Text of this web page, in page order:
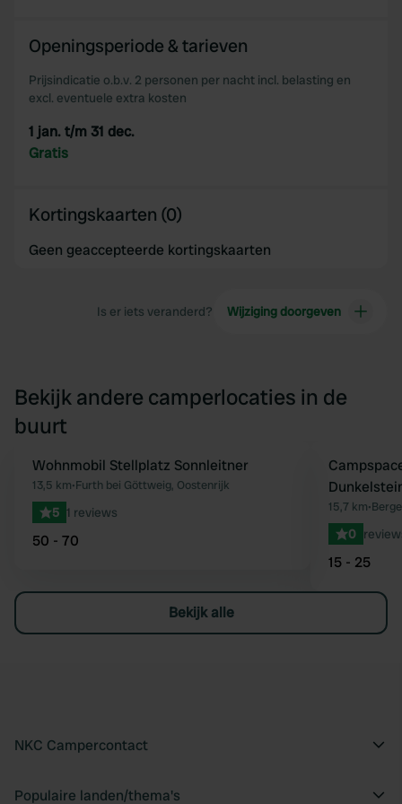
Openingsperiode & tarieven
Prijsindicatie o.b.v. 2 personen per nacht incl. belasting en
excl. eventuele extra kosten
1 jan. t/m 31 dec.
Gratis
Kortingskaarten (0)
Geen geaccepteerde kortingskaarten
Is er iets veranderd? Wijziging doorgeven
Bekijk andere camperlocaties in de
buurt
Favoriet
Wohnmobil Stellplatz Sonnleitner
13,5 km•Furth bei Göttweig, Oostenrijk
5 1 reviews
50 - 70
Boek direct
15,7 km•
0
15 - 25
Bekijk alle
NKC Campercontact
Populaire landen/thema's